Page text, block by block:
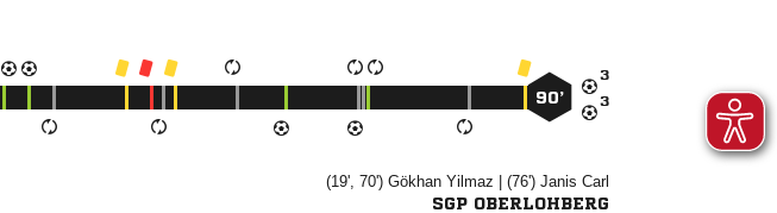


90’
(19', 70')  | (76') 
SGP OBERLOHBERG